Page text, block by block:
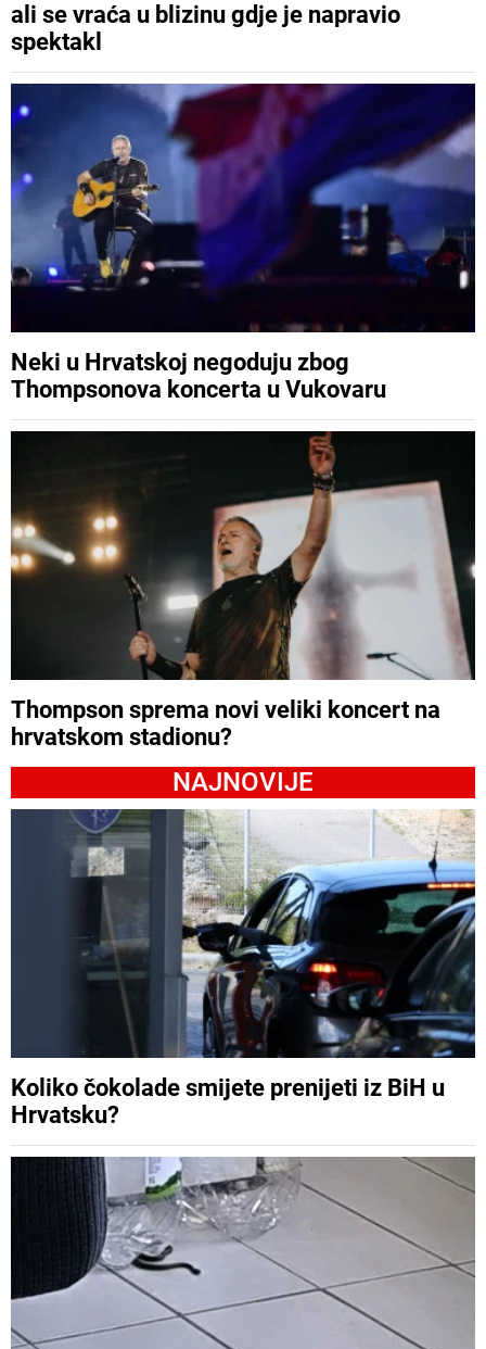
ali se vraća u blizinu gdje je napravio
spektakl
Neki u Hrvatskoj negoduju zbog
Thompsonova koncerta u Vukovaru
Thompson sprema novi veliki koncert na
hrvatskom stadionu?
NAJNOVIJE
Koliko čokolade smijete prenijeti iz BiH u
Hrvatsku?